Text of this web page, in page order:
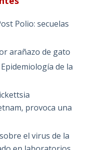
Polio: secuelas
arañazo de gato
Epidemiología de la
provoca una
el virus de la